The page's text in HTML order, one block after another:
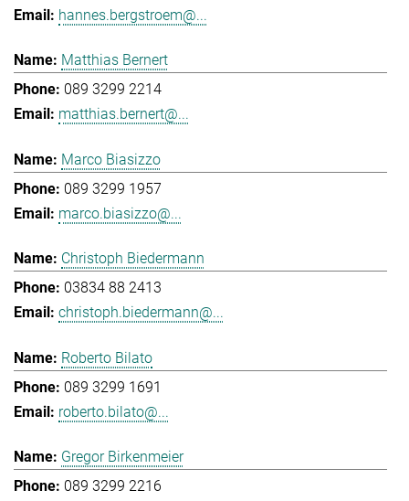
hannes.bergstroem@...
Matthias Bernert
089 3299 2214
matthias.bernert@...
Marco Biasizzo
089 3299 1957
marco.biasizzo@...
Christoph Biedermann
03834 88 2413
christoph.biedermann@...
Roberto Bilato
089 3299 1691
roberto.bilato@...
Gregor Birkenmeier
089 3299 2216